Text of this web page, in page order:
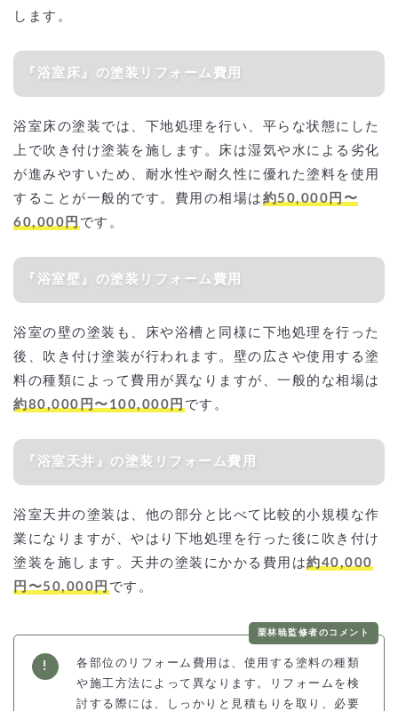
します。
『浴室床』の塗装リフォーム費用
浴室床の塗装では、下地処理を行い、平らな状態にした
上で吹き付け塗装を施します。床は湿気や水による劣化
が進みやすいため、耐水性や耐久性に優れた塗料を使用
することが一般的です。費用の相場は 約50,000円〜
60,000円 です。
『浴室壁』の塗装リフォーム費用
浴室の壁の塗装も、床や浴槽と同様に下地処理を行った
後、吹き付け塗装が行われます。壁の広さや使用する塗
料の種類によって費用が異なりますが、一般的な相場は
約80,000円〜100,000円 です。
『浴室天井』の塗装リフォーム費用
浴室天井の塗装は、他の部分と比べて比較的小規模な作
業になりますが、やはり下地処理を行った後に吹き付け
塗装を施します。天井の塗装にかかる費用は約40,000
円〜50,000円 です。
栗林暁監修者のコメント
各部位のリフォーム費用は、使用する塗料の種類
や施工方法によって異なります。リフォームを検
討する際には、しっかりと見積もりを取り、必要